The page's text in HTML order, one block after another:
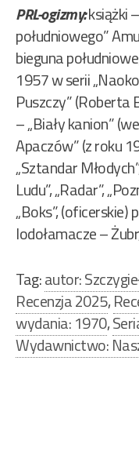
PRL-ogizmy:książki
południowego”
bieguna
1957 w serii
Puszczy”
– „Biały kanion”
Apaczów” (z roku
„Sztandar
Ludu”, „Radar”,
„Boks”, (oficerskie)
lodołamacze –
Tag:autor:
Recenzja 2025,
wydania: 1970,
Wydawnictwo: